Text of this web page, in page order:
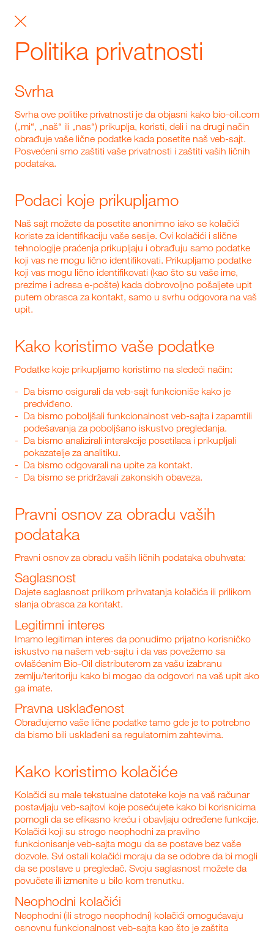
Politika privatnosti
Svrha
Svrha ove politike privatnosti je da objasni kako bio-oil.com
(„mi“, „naš“ ili „nas“) prikuplja, koristi, deli i na drugi način
obrađuje vaše lične podatke kada posetite naš veb-sajt.
Posvećeni smo zaštiti vaše privatnosti i zaštiti vaših ličnih
podataka.
Podaci koje prikupljamo
Naš sajt možete da posetite anonimno iako se kolačići
koriste za identifikaciju vaše sesije. Ovi kolačići i slične
tehnologije praćenja prikupljaju i obrađuju samo podatke
koji vas ne mogu lično identifikovati. Prikupljamo podatke
koji vas mogu lično identifikovati (kao što su vaše ime,
prezime i adresa e-pošte) kada dobrovoljno pošaljete upit
putem obrasca za kontakt, samo u svrhu odgovora na vaš
upit.
Kako koristimo vaše podatke
Podatke koje prikupljamo koristimo na sledeći način:
Da bismo osigurali da veb-sajt funkcioniše kako je
predviđeno.
Da bismo poboljšali funkcionalnost veb-sajta i zapamtili
podešavanja za poboljšano iskustvo pregledanja.
Da bismo analizirali interakcije posetilaca i prikupljali
pokazatelje za analitiku.
Da bismo odgovarali na upite za kontakt.
Da bismo se pridržavali zakonskih obaveza.
Pravni osnov za obradu vaših
podataka
Pravni osnov za obradu vaših ličnih podataka obuhvata:
Saglasnost
Dajete saglasnost prilikom prihvatanja kolačića ili prilikom
slanja obrasca za kontakt.
Legitimni interes
Imamo legitiman interes da ponudimo prijatno korisničko
iskustvo na našem veb-sajtu i da vas povežemo sa
ovlašćenim Bio‑Oil distributerom za vašu izabranu
zemlju/teritoriju kako bi mogao da odgovori na vaš upit ako
ga imate.
Pravna usklađenost
Obrađujemo vaše lične podatke tamo gde je to potrebno
da bismo bili usklađeni sa regulatornim zahtevima.
Kako koristimo kolačiće
Kolačići su male tekstualne datoteke koje na vaš računar
postavljaju veb-sajtovi koje posećujete kako bi korisnicima
pomogli da se efikasno kreću i obavljaju određene funkcije.
Kolačići koji su strogo neophodni za pravilno
funkcionisanje veb-sajta mogu da se postave bez vaše
dozvole. Svi ostali kolačići moraju da se odobre da bi mogli
da se postave u pregledač. Svoju saglasnost možete da
povučete ili izmenite u bilo kom trenutku.
Neophodni kolačići
Neophodni (ili strogo neophodni) kolačići omogućavaju
osnovnu funkcionalnost veb-sajta kao što je zaštita